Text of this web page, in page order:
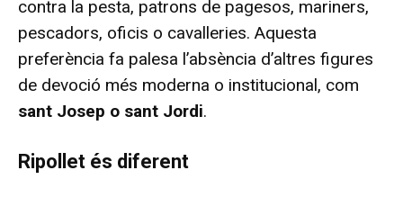
contra la pesta, patrons de pagesos, mariners,
pescadors, oficis o cavalleries. Aquesta
preferència fa palesa l’absència d’altres figures
de devoció més moderna o institucional, com
sant Josep o sant Jordi.
Ripollet és diferent